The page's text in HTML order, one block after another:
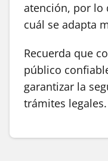
atención, por lo
cuál se adapta
Recuerda que
público
garantizar la
trámites legales.